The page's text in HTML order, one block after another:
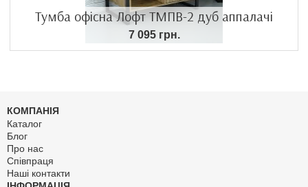
Тумба офісна Лофт ТМПВ-2 дуб аппалачі
7 095 грн.
КОМПАНІЯ
Каталог
Блог
Про нас
Співпраця
Наші контакти